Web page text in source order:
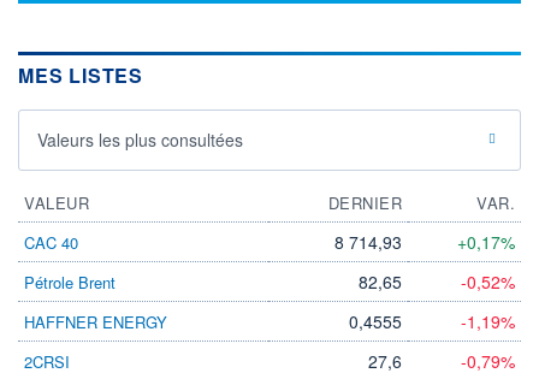
0,0000
0,0000 0,0000
VOLUME
0 0,00%
VALORISATION
236 MUSD
LIMITE À LA
0,0000
LIMITE À LA
RENDEMENT
ESTIMÉ 2026
PER ESTIMÉ
2026
MES LISTES
Valeurs les plus consultées
VALEUR DERNIER
VAR.
CAC 40
8 714,93 +0,17%
Pétrole Brent 82,65 -0,52%
HAFFNER ENERGY 0,4555 -1,19%
2CRSI 27,6 -0,79%